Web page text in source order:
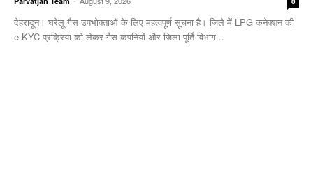
देहरादून। घरेलू गैस उपभोक्ताओं के लिए महत्वपूर्ण सूचना है। जिले में LPG कनेक्शन की
e-KYC प्रक्रिया को लेकर गैस कंपनियों और जिला पूर्ति विभाग...